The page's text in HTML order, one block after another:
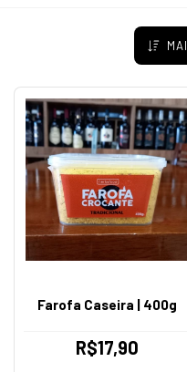
Farofa Caseira | 400g
R$17,90